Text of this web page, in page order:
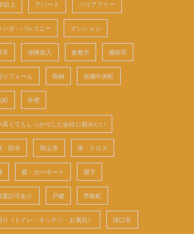
以上 アパート バリアフリー
ンダ・バルコニー マンション
市 保険加入 倉敷市 備前市
リフォーム 収納 吉備中央町
町 外壁
高くてもしっかりした会社に頼みたい
・防水 岡山市 床・クロス
庭・カーポート 廊下
業許可あり 戸建 早島町
り（トイレ・キッチン・お風呂） 浅口市